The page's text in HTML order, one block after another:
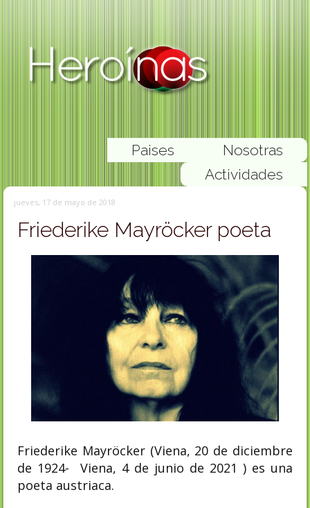
Nosotras
Paises
Actividades
jueves, 17 de mayo de 2018
Friederike Mayröcker poeta
Friederike Mayröcker (Viena, 20 de diciembre
de 1924- Viena, 4 de junio de 2021 ) es una
poeta austriaca.